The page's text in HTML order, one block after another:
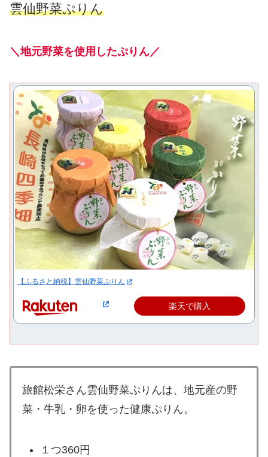
雲仙野菜ぷりん
＼地元野菜を使用したぷりん／
【ふるさと納税】雲仙野菜ぷりん
楽天で購入
旅館松栄さん雲仙野菜ぷりんは、地元産の野
菜・牛乳・卵を使った健康ぷりん。
１つ360円